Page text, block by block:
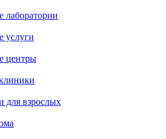
лаборатории
услуги
центры
для взрослых